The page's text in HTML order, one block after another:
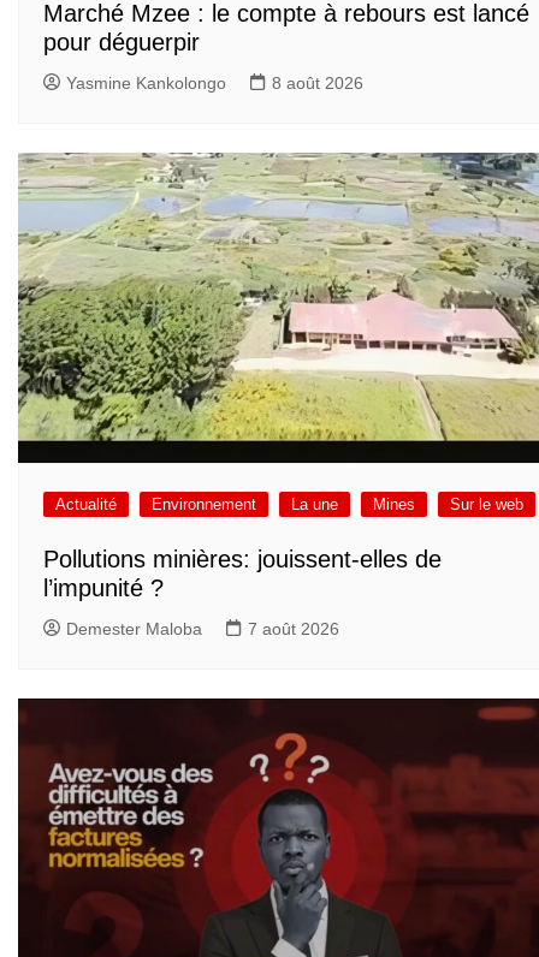
Marché Mzee : le compte à rebours est lancé
pour déguerpir
Yasmine Kankolongo 8 août 2026
Actualité Environnement La une Mines Sur le web
Pollutions minières: jouissent-elles de
l’impunité ?
Demester Maloba 7 août 2026